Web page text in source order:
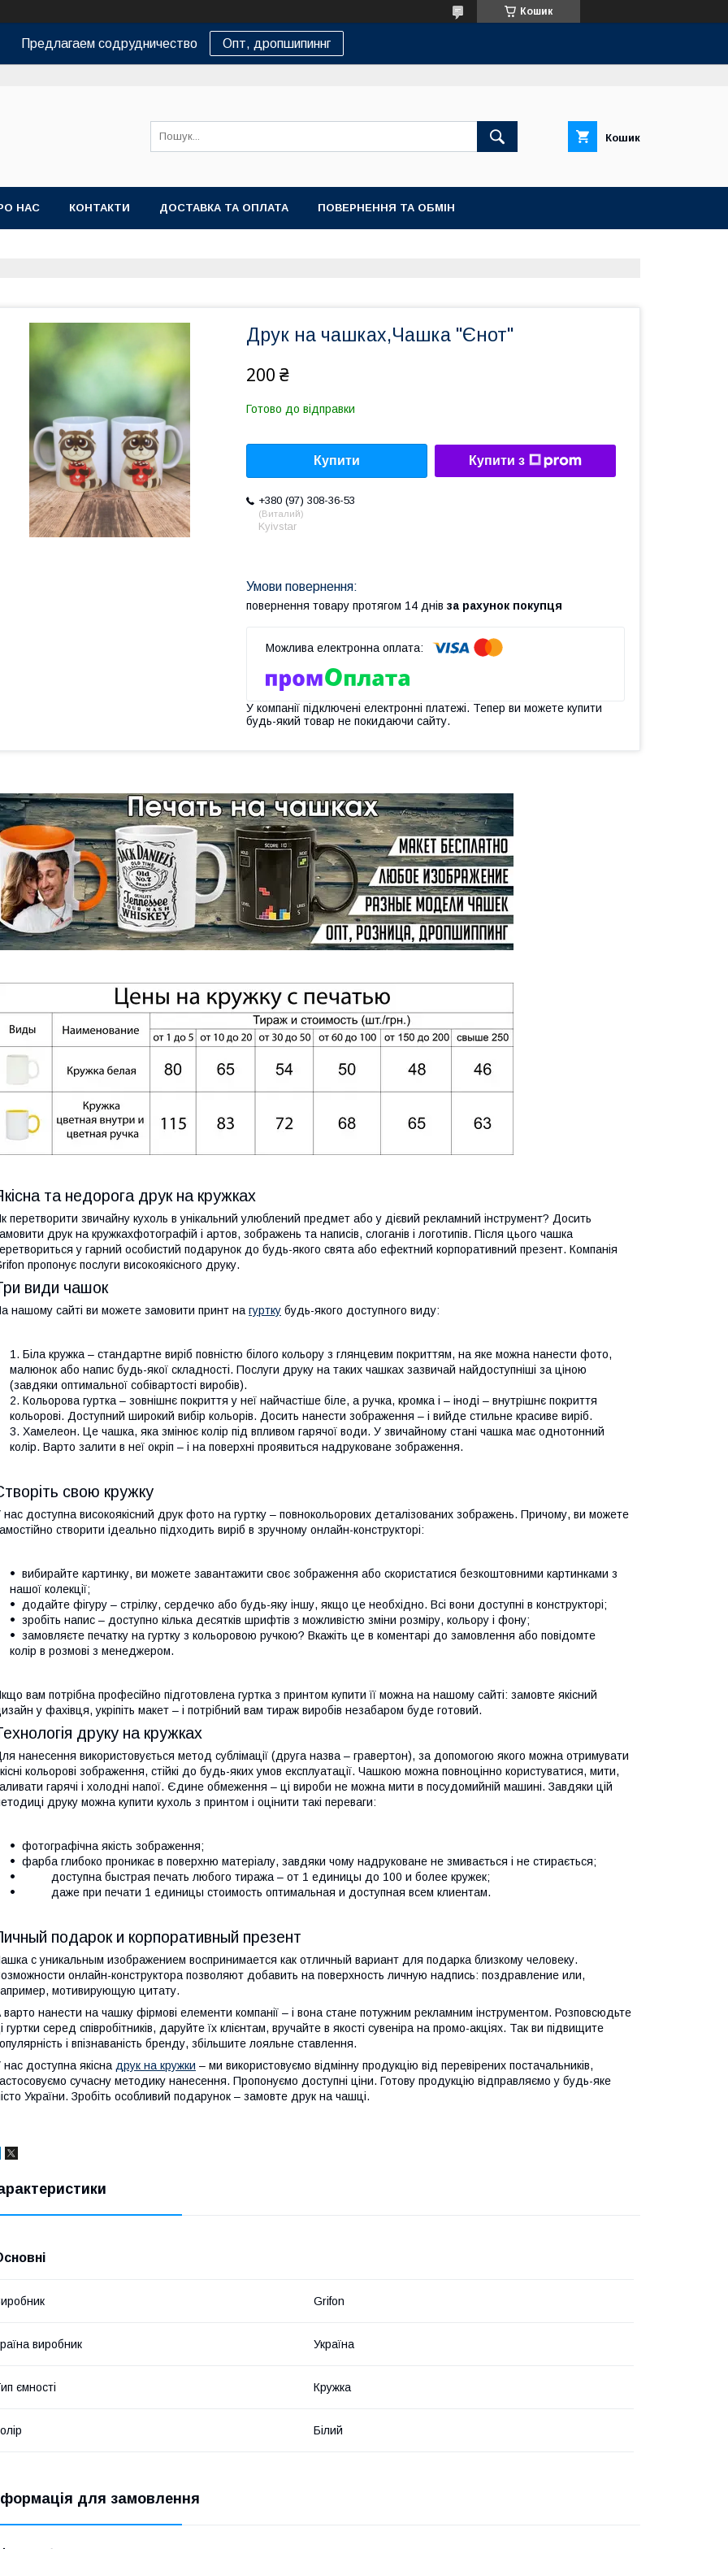
Кошик
Предлагаем содрудничество Опт, дропшипиннг
Кошик
НАС КОНТАКТИ ДОСТАВКА ТА ОПЛАТА ПОВЕРНЕННЯ ТА ОБМІН
Друк на чашках,Чашка "Єнот"
200 ₴
Готово до відправки
Купити Купити з
+380 (97) 308-36-53
Виталий
Kyivstar
повернення товару протягом 14 днів за рахунок покупця
У компанії підключені електронні платежі. Тепер ви можете купити
будь-який товар не покидаючи сайту.
та недорога друк на кружках
перетворити звичайну кухоль в унікальний улюблений предмет або у дієвий рекламний інструмент? Досить
друк на кружкахфотографій і артов, зображень та написів, слоганів і логотипів. Після цього чашка
у гарний особистий подарунок до будь-якого свята або ефектний корпоративний презент. Компанія
пропонує послуги високоякісного друку.
види чашок
нашому сайті ви можете замовити принт нагуртку будь-якого доступного виду:
Біла кружка – стандартне виріб повністю білого кольору з глянцевим покриттям, на яке можна нанести фото,
малюнок або напис будь-якої складності. Послуги друку на таких чашках зазвичай найдоступніші за ціною
(завдяки оптимальної собівартості виробів).
Кольорова гуртка – зовнішнє покриття у неї найчастіше біле, а ручка, кромка і – іноді – внутрішнє покриття
кольорові. Доступний широкий вибір кольорів. Досить нанести зображення – і вийде стильне красиве виріб.
Хамелеон. Це чашка, яка змінює колір під впливом гарячої води. У звичайному стані чашка має однотонний
колір. Варто залити в неї окріп – і на поверхні проявиться надруковане зображення.
свою кружку
нас доступна високоякісний друк фото на гуртку – повнокольорових деталізованих зображень. Причому, ви можете
створити ідеально підходить виріб в зручному онлайн-конструкторі:
вибирайте картинку, ви можете завантажити своє зображення або скористатися безкоштовними картинками з
нашої колекції;
додайте фігуру – стрілку, сердечко або будь-яку іншу, якщо це необхідно. Всі вони доступні в конструкторі;
зробіть напис – доступно кілька десятків шрифтів з можливістю зміни розміру, кольору і фону;
замовляєте печатку на гуртку з кольоровою ручкою? Вкажіть це в коментарі до замовлення або повідомте
колір в розмові з менеджером.
вам потрібна професійно підготовлена гуртка з принтом купити її можна на нашому сайті: замовте якісний
у фахівця, укріпіть макет – і потрібний вам тираж виробів незабаром буде готовий.
друку на кружках
нанесення використовується метод сублімації (друга назва – гравертон), за допомогою якого можна отримувати
кольорові зображення, стійкі до будь-яких умов експлуатації. Чашкою можна повноцінно користуватися, мити,
гарячі і холодні напої. Єдине обмеження – ці вироби не можна мити в посудомийній машині. Завдяки цій
друку можна купити кухоль з принтом і оцінити такі переваги:
фотографічна якість зображення;
фарба глибоко проникає в поверхню матеріалу, завдяки чому надруковане не змивається і не стирається;
доступна быстрая печать любого тиража – от 1 единицы до 100 и более кружек;
даже при печати 1 единицы стоимость оптимальная и доступная всем клиентам.
подарок и корпоративный презент
с уникальным изображением воспринимается как отличный вариант для подарка близкому человеку.
онлайн-конструктора позволяют добавить на поверхность личную надпись: поздравление или,
мотивирующую цитату.
варто нанести на чашку фірмові елементи компанії – і вона стане потужним рекламним інструментом. Розповсюдьте
гуртки серед співробітників, даруйте їх клієнтам, вручайте в якості сувеніра на промо-акціях. Так ви підвищите
і впізнаваність бренду, збільшите лояльне ставлення.
нас доступна якіснадрук на кружки – ми використовуємо відмінну продукцію від перевірених постачальників,
сучасну методику нанесення. Пропонуємо доступні ціни. Готову продукцію відправляємо у будь-яке
України. Зробіть особливий подарунок – замовте друк на чашці.
Grifon
виробник Україна
ємності Кружка
Білий
для замовлення